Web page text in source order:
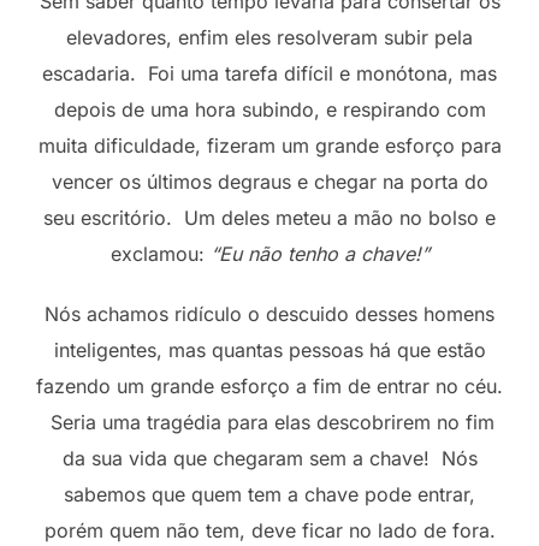
elevadores, enfim eles resolveram subir pela
escadaria. Foi uma tarefa difícil e monótona, mas
depois de uma hora subindo, e respirando com
muita dificuldade, fizeram um grande esforço para
vencer os últimos degraus e chegar na porta do
seu escritório. Um deles meteu a mão no bolso e
exclamou: “Eu não tenho a chave!”
Nós achamos ridículo o descuido desses homens
inteligentes, mas quantas pessoas há que estão
fazendo um grande esforço a fim de entrar no céu.
Seria uma tragédia para elas descobrirem no fim
da sua vida que chegaram sem a chave! Nós
sabemos que quem tem a chave pode entrar,
porém quem não tem, deve ficar no lado de fora.